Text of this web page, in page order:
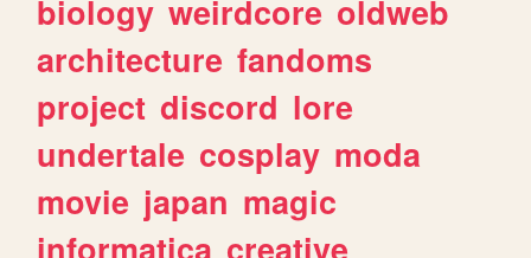
biology weirdcore oldweb
architecture fandoms
project discord lore
undertale cosplay moda
movie japan magic
informatica creative